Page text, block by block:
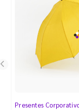
Presentes